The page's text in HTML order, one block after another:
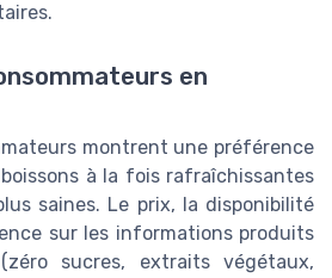
en
montrent une préférence
à la fois rafraîchissantes
saines. Le prix, la disponibilité
sur les informations produits
sucres, extraits végétaux,